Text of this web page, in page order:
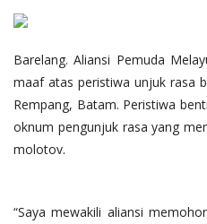
Polsek Jajaran
Barelang. Aliansi Pemuda
maaf atas peristiwa unjuk rasa
Rempang, Batam. Peristiwa
oknum pengunjuk rasa yang
molotov.
“Saya mewakili aliansi